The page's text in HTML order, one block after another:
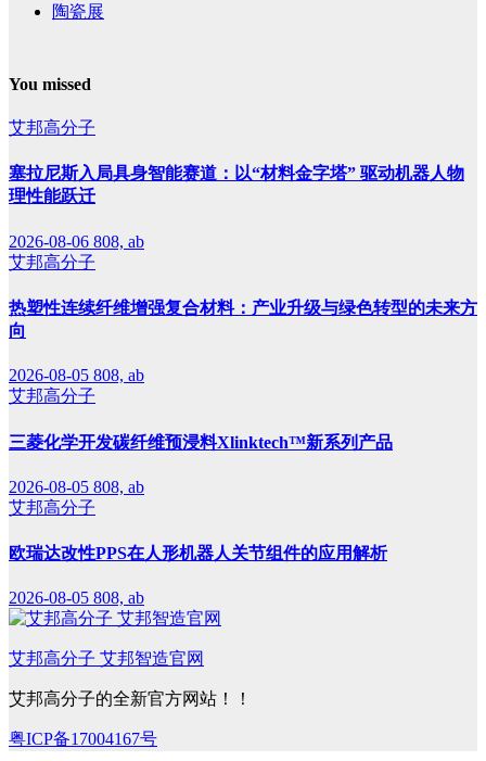
陶瓷展
You missed
艾邦高分子
塞拉尼斯入局具身智能赛道：以“材料金字塔” 驱动机器人物
理性能跃迁
2026-08-06 808, ab
艾邦高分子
热塑性连续纤维增强复合材料：产业升级与绿色转型的未来方
向
2026-08-05 808, ab
艾邦高分子
三菱化学开发碳纤维预浸料Xlinktech™新系列产品
2026-08-05 808, ab
艾邦高分子
欧瑞达改性PPS在人形机器人关节组件的应用解析
2026-08-05 808, ab
艾邦高分子 艾邦智造官网
艾邦高分子的全新官方网站！！
粤ICP备17004167号